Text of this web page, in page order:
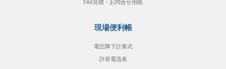
FAX見積・お問合せ用紙
現場便利帳
電圧降下計算式
許容電流表